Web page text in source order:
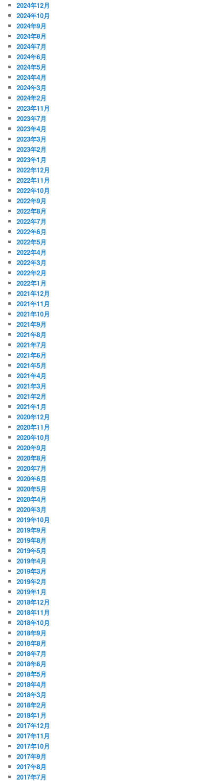
2024年12月
2024年10月
2024年9月
2024年8月
2024年7月
2024年6月
2024年5月
2024年4月
2024年3月
2024年2月
2023年11月
2023年7月
2023年4月
2023年3月
2023年2月
2023年1月
2022年12月
2022年11月
2022年10月
2022年9月
2022年8月
2022年7月
2022年6月
2022年5月
2022年4月
2022年3月
2022年2月
2022年1月
2021年12月
2021年11月
2021年10月
2021年9月
2021年8月
2021年7月
2021年6月
2021年5月
2021年4月
2021年3月
2021年2月
2021年1月
2020年12月
2020年11月
2020年10月
2020年9月
2020年8月
2020年7月
2020年6月
2020年5月
2020年4月
2020年3月
2019年10月
2019年9月
2019年8月
2019年5月
2019年4月
2019年3月
2019年2月
2019年1月
2018年12月
2018年11月
2018年10月
2018年9月
2018年8月
2018年7月
2018年6月
2018年5月
2018年4月
2018年3月
2018年2月
2018年1月
2017年12月
2017年11月
2017年10月
2017年9月
2017年8月
2017年7月